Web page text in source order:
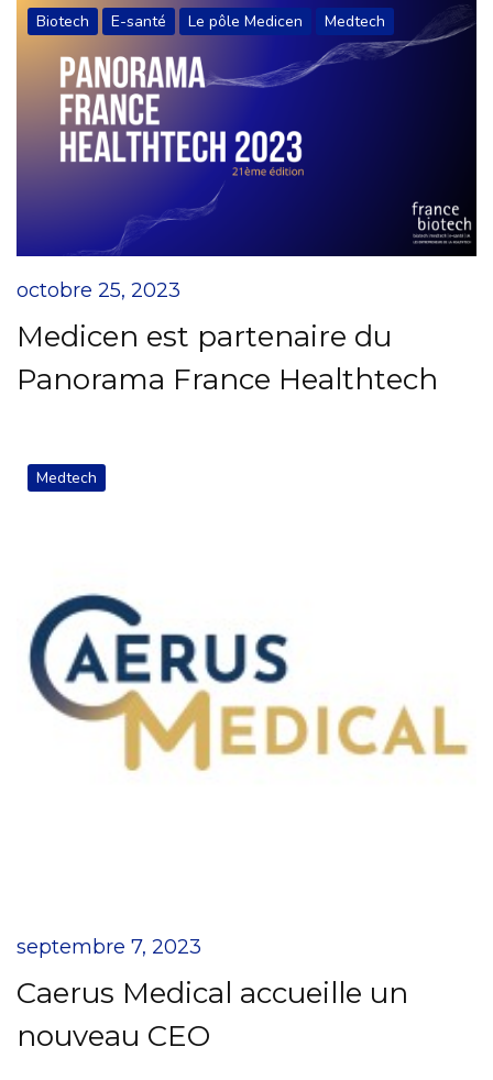
Biotech E-santé Le pôle Medicen Medtech
octobre 25, 2023
Medicen est partenaire du
Panorama France Healthtech
Medtech
septembre 7, 2023
Caerus Medical accueille un
nouveau CEO